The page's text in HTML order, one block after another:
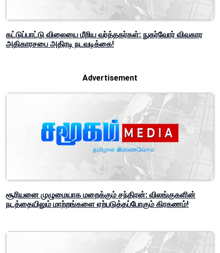
கட்டுப்பாட்டு விலையை மீறிய வர்த்தகர்கள்: நுகர்வோர் விவகார
அதிகாரசபை அதிரடி நடவடிக்கை!
Advertisement
சூரியனை முழுமையாக மறைக்கும் சந்திரன்: விலங்குகளின்
நடத்தையிலும் மாற்றங்களை ஏற்படுத்தப்போகும் கிரகணம்!